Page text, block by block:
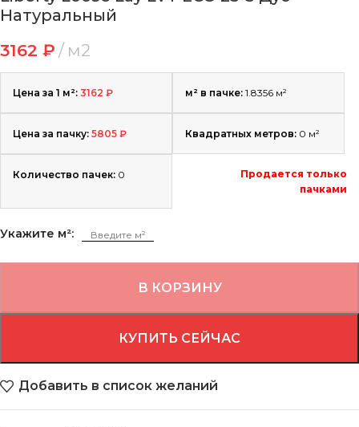
Натуральный
3162 ₽ м2
Цена за 1 м²: 3162 ₽ м² в пачке: 1.8356 м²
Цена за пачку: 5805 ₽ Квадратных метров: 0 м²
Количество пачек: 0
Продается только
пачками
Укажите м²:
В КОРЗИНУ
КУПИТЬ СЕЙЧАС
Добавить в список желаний